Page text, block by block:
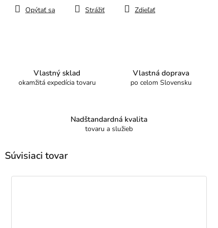
Opýtať sa Strážiť Zdieľať
Vlastný sklad
okamžitá expedícia tovaru
Vlastná doprava
po celom Slovensku
Nadštandardná kvalita
tovaru a služieb
Súvisiaci tovar